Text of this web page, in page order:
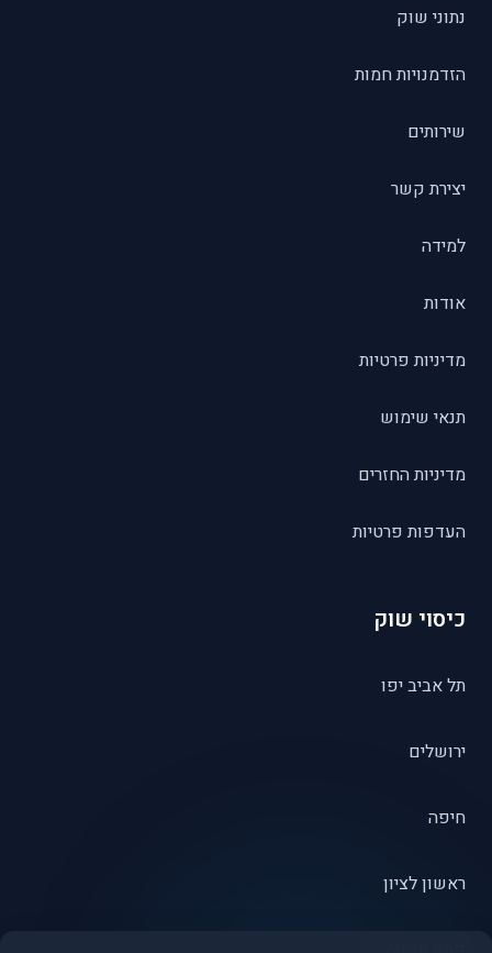
נתוני שוק
הזדמנויות חמות
שירותים
יצירת קשר
למידה
אודות
מדיניות פרטיות
תנאי שימוש
מדיניות החזרים
העדפות פרטיות
כיסוי שוק
תל אביב יפו
ירושלים
חיפה
ראשון לציון